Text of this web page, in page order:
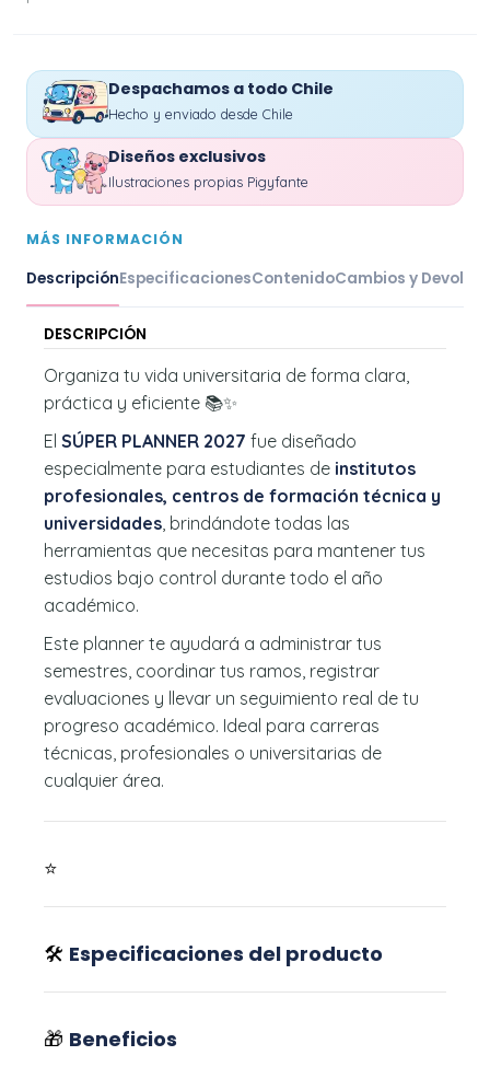
Despachamos a todo Chile
Hecho y enviado desde Chile
Diseños exclusivos
Ilustraciones propias Pigyfante
MÁS INFORMACIÓN
DescripciónEspecificacionesContenidoCambios y
DESCRIPCIÓN
Organiza tu vida universitaria de forma clara,
práctica y eficiente 📚✨
El SÚPER PLANNER 2027 fue diseñado
especialmente para estudiantes de institutos
profesionales, centros de formación técnica y
universidades, brindándote todas las
herramientas que necesitas para mantener tus
estudios bajo control durante todo el año
académico.
Este planner te ayudará a administrar tus
semestres, coordinar tus ramos, registrar
evaluaciones y llevar un seguimiento real de tu
progreso académico. Ideal para carreras
técnicas, profesionales o universitarias de
cualquier área.
⭐
🛠️ Especificaciones del producto
🎁 Beneficios